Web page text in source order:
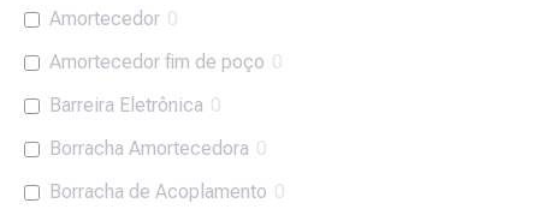
Amortecedor 0
Amortecedor fim de poço 0
Barreira Eletrônica 0
Borracha Amortecedora 0
Borracha de Acoplamento 0